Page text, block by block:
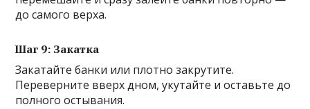
до самого верха.
Шаг 9: Закатка
Закатайте банки или плотно закрутите.
Переверните вверх дном, укутайте и оставьте до
полного остывания.